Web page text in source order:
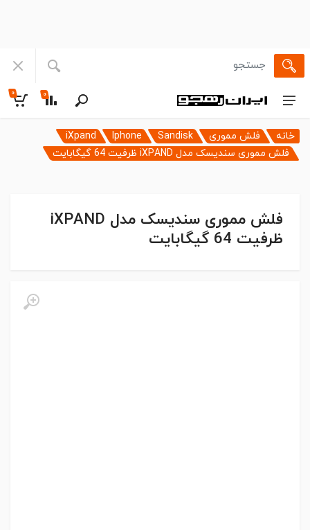
۰ ۰
خانه فلش مموری Sandisk
Iphone
iXpand
فلش مموری سندیسک مدل iXPAND ظرفیت 64 گیگابایت
فلش مموری سندیسک مدل iXPAND
ظرفیت 64 گیگابایت